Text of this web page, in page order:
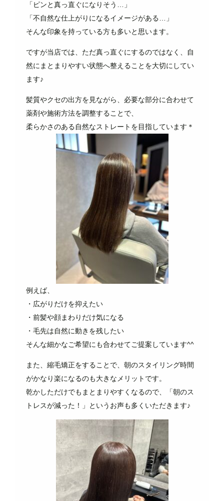
「ピンと真っ直ぐになりそう…」
「不自然な仕上がりになるイメージがある…」
そんな印象を持っている方も多いと思います。
ですが当店では、ただ真っ直ぐにするのではなく、自
然にまとまりやすい状態へ整えることを大切にしてい
ます♪
髪質やクセの出方を見ながら、必要な部分に合わせて
薬剤や施術方法を調整することで、
柔らかさのある自然なストレートを目指しています＊
例えば、
・広がりだけを抑えたい
・前髪や顔まわりだけ気になる
・毛先は自然に動きを残したい
そんな細かなご希望にも合わせてご提案しています^^
また、縮毛矯正をすることで、朝のスタイリング時間
がかなり楽になるのも大きなメリットです。
乾かしただけでもまとまりやすくなるので、「朝のス
トレスが減った！」というお声も多くいただきます♪